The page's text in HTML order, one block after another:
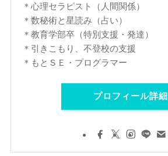
＊心理セラピスト（人間関係）
＊数秘術と星読み（占い）
＊教育学部卒（特別支援・発達）
＊引きこもり、不登校の支援
＊もとＳＥ・プログラマー
プロフィール詳細